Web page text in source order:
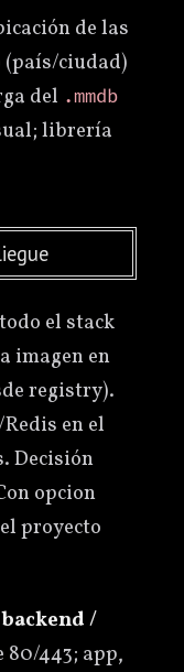
de las
ciudad)
del .mmdb
librería
todo el stack
imagen en
registry).
en el
Decisión
opcion
proyecto
/
80/443; app,